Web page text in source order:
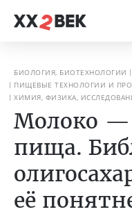
БИОЛОГИЯ, БИОТЕХНОЛОГИИ
ПИЩЕВЫЕ ТЕХНОЛОГИИ И
ХИМИЯ, ФИЗИКА,
Молоко —
пища.
её